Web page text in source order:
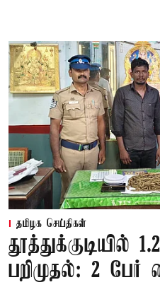
தமிழக செய்திகள்
தூத்துக்குடியில்
பறிமுதல்: 2 பேர்